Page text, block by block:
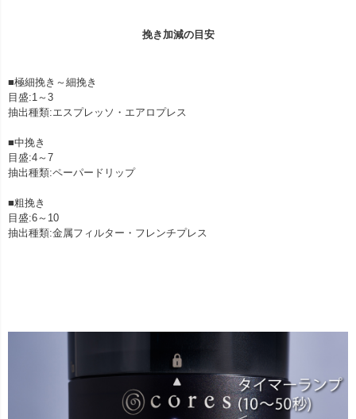
挽き加減の目安
■極細挽き～細挽き
目盛:1～3
抽出種類:エスプレッソ・エアロプレス
■中挽き
目盛:4～7
抽出種類:ペーパードリップ
■粗挽き
目盛:6～10
抽出種類:金属フィルター・フレンチプレス